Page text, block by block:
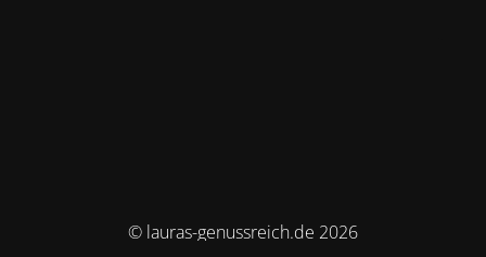
© lauras-genussreich.de 2026